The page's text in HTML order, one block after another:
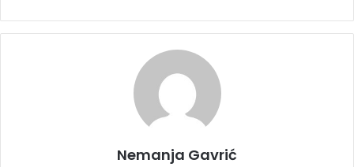
Nemanja Gavrić